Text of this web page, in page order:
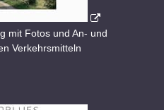
mit Fotos und An- und
Verkehrsmitteln